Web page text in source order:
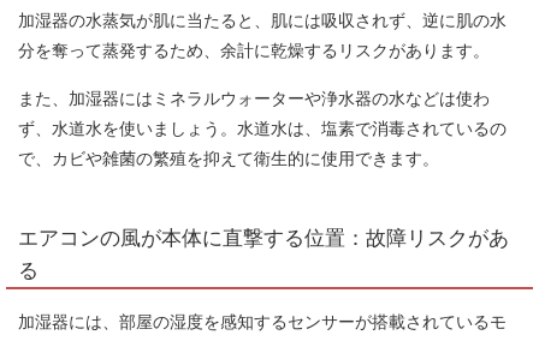
加湿器の水蒸気が肌に当たると、肌には吸収されず、逆に肌の水
分を奪って蒸発するため、余計に乾燥するリスクがあります。
また、加湿器にはミネラルウォーターや浄水器の水などは使わ
ず、水道水を使いましょう。水道水は、塩素で消毒されているの
で、カビや雑菌の繁殖を抑えて衛生的に使用できます。
エアコンの風が本体に直撃する位置：故障リスクがあ
る
加湿器には、部屋の湿度を感知するセンサーが搭載されているモ